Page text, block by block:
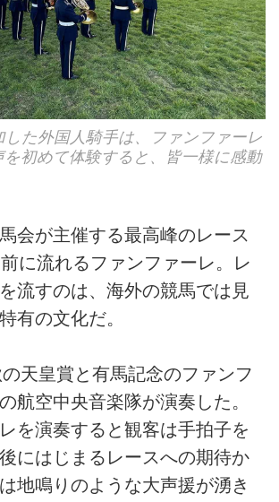
した外国人騎手は、ファンファーレ
を初めて体験すると、皆一様に感動
会が主催する最高峰のレース
前に流れるファンファーレ。レ
流すのは、海外の競馬では見
有の文化だ。
天皇賞と有馬記念のファンフ
航空中央音楽隊が演奏した。
を演奏すると観客は手拍子を
にはじまるレースへの期待か
地鳴りのような大声援が湧き